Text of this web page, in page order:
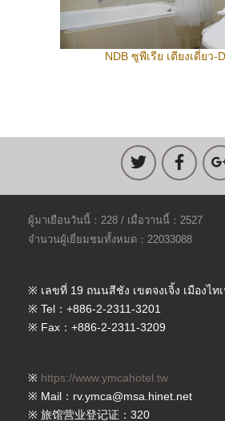
NDB ซูพีเรีย เตียงเดี่ยว-
ผู้มาเยือนวันนี้：228 / เมื่อวานนี้：2527
จำนวนผู้เยี่ยมชมทั้งหมด：22033088
※ เลขที่ 19 ถนนสีชัง เขตจงเจิ้ง เมืองไท
※ Tel：+886-2-2311-3201
※ Fax：+886-2-2311-3209
※ https://www.ymcahotel.tw
※ Mail：rv.ymca@msa.hinet.net
※ 旅馆营业登记证：320